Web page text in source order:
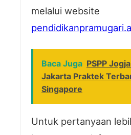
melalui website
Baca Juga PSPP
Jakarta Praktek
Singapore
Untuk pertanyaan